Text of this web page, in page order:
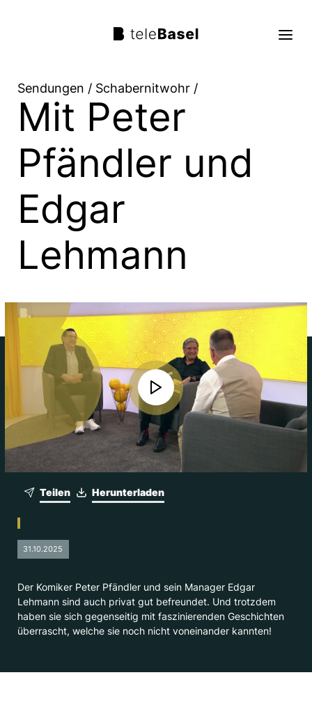
Live TV
Sendungen
TV Programm
Über uns
Suche
Sendungen / Schabernitwohr /
Mit Peter
Pfändler und
Edgar
Lehmann
Herunterladen
Teilen
31.10.2025
Der Komiker Peter Pfändler und sein Manager Edgar
Lehmann sind auch privat gut befreundet. Und trotzdem
haben sie sich gegenseitig mit faszinierenden Geschichten
überrascht, welche sie noch nicht voneinander kannten!